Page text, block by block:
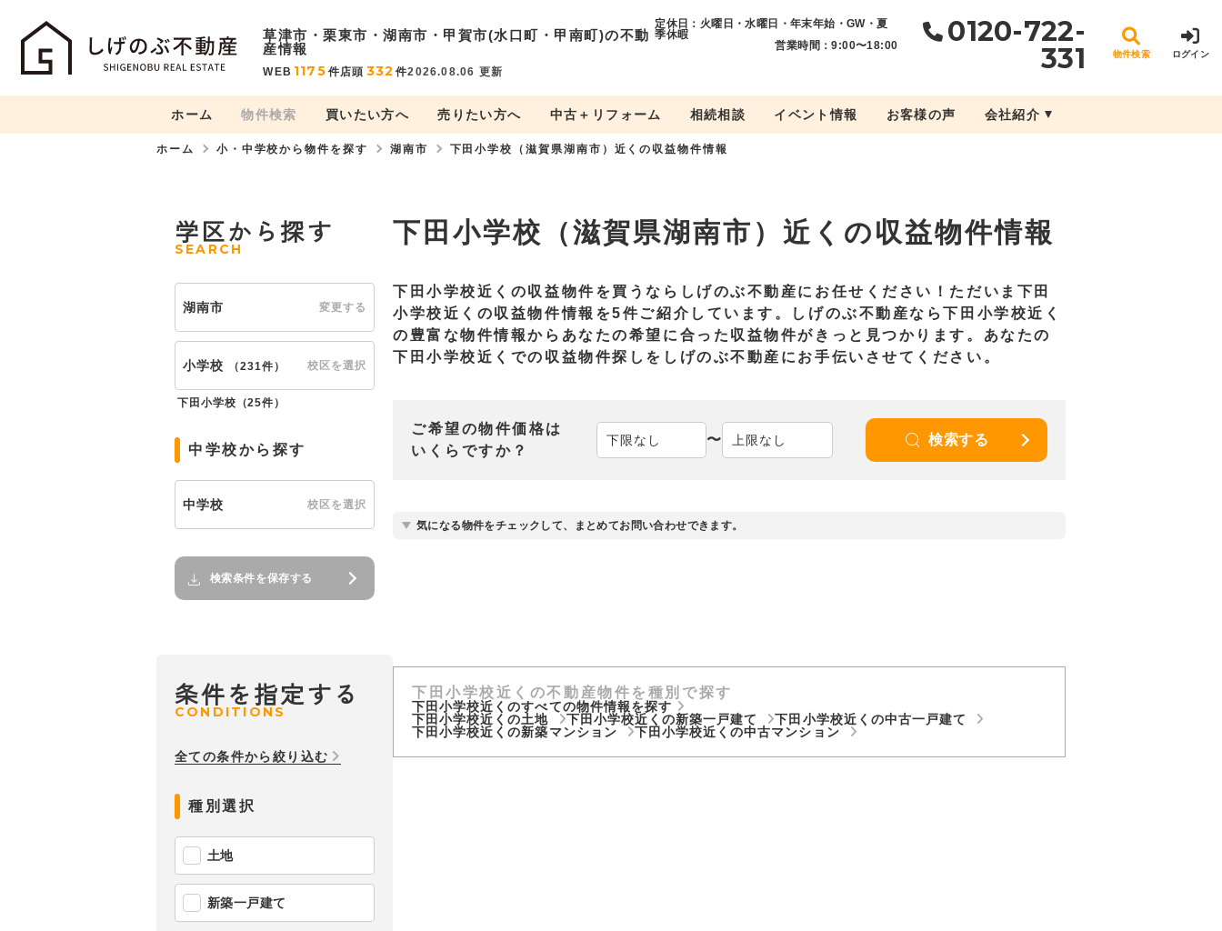
草津市・栗東市・湖南市・ 甲賀市(水口町・甲南町)の不動
産情報
WEB 1175 件店頭 332 件2026.08.06 更新
0120-722-
331
定休日：火曜日・水曜日・年末年始・GW・夏
季休暇
営業時間：9:00〜18:00
物件検索 ログイン
ホーム 物件検索 買いたい方へ 売りたい方へ 中古＋リフォーム 相続相談 イベント情報 お客様の声 会社紹介
ホーム 小・中学校から物件を探す 湖南市 下田小学校（滋賀県湖南市）近くの収益物件情報
下田小学校（滋賀県湖南市）近くの収益物件情報
下田小学校近くの収益物件を買うならしげのぶ不動産にお任せください！ただいま下田
小学校近くの収益物件情報を5件ご紹介しています。しげのぶ不動産なら下田小学校近く
の豊富な物件情報からあなたの希望に合った収益物件がきっと見つかります。あなたの
下田小学校近くでの収益物件探しをしげのぶ不動産にお手伝いさせてください。
ご希望の物件価格は
いくらですか？
〜 検索する
気になる物件をチェックして、まとめてお問い合わせできます。
下田小学校近くの不動産物件を種別で探す
下田小学校近くのすべての物件情報を探す
下田小学校近くの土地
下田小学校近くの新築一戸建て
下田小学校近くの中古一戸建て
下田小学校近くの新築マンション
下田小学校近くの中古マンション
学区から探す
SEARCH
湖南市 変更する
小学校 （231件 ） 校区を選択
下田小学校（25件 ）
中学校から探す
中学校 校区を選択
検索条件を保存する
条件を指定する
CONDITIONS
全ての条件から絞り込む
種別選択
土地
新築一戸建て